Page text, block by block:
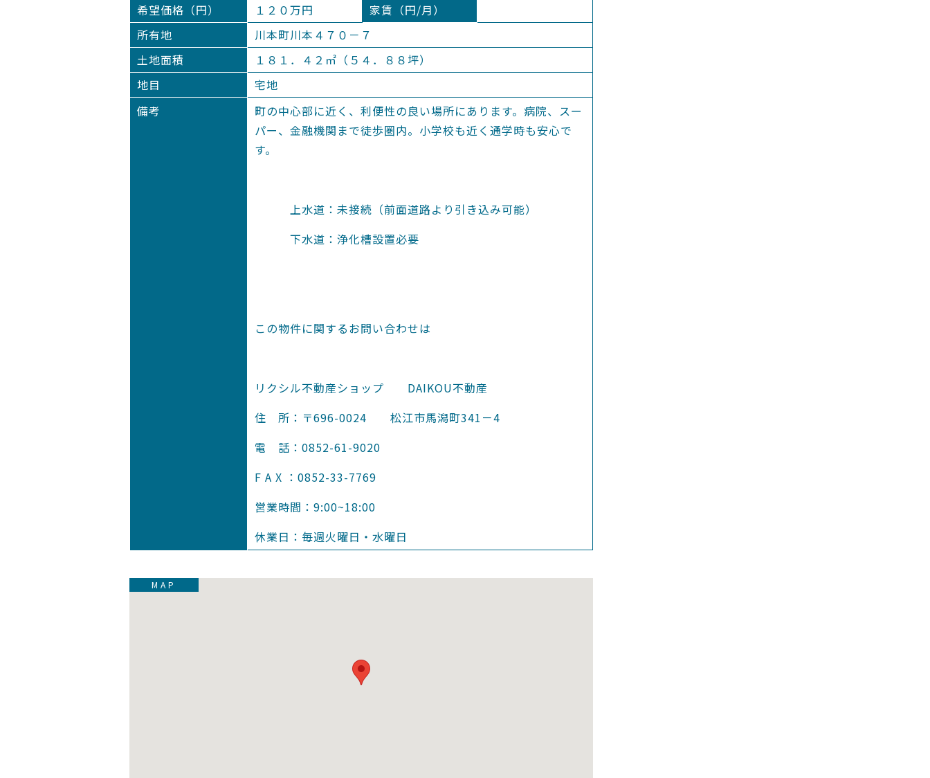
希望価格（円）
１２０万円
家賃（円/月）
所有地
川本町川本４７０－７
土地面積
１８１．４２㎡（５４．８８坪）
地目
宅地
備考
町の中心部に近く、利便性の良い場所にあります。病院、スー
パー、金融機関まで徒歩圏内。小学校も近く通学時も安心で
す。
上水道：未接続（前面道路より引き込み可能）
下水道：浄化槽設置必要
この物件に関するお問い合わせは
リクシル不動産ショップ DAIKOU不動産
住 所：〒696-0024 松江市馬潟町341－4
電 話：0852-61-9020
F A X ：0852-33-7769
営業時間：9:00~18:00
休業日：毎週火曜日・水曜日
MAP